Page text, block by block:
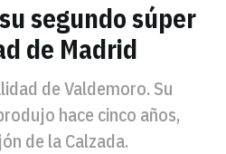
segundo súper
de Madrid
de Valdemoro. Su
hace cinco años,
de la Calzada.